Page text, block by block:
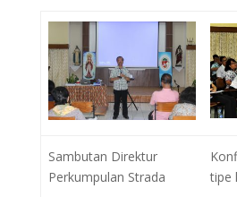
Sambutan Direktur
Perkumpulan Strada
tipe